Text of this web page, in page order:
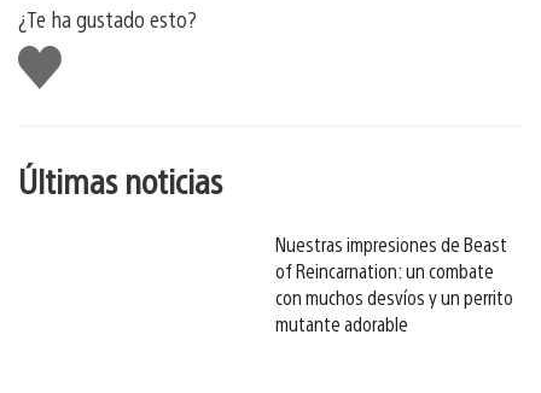
¿Te ha gustado esto?
Me
gusta
Últimas noticias
Nuestras impresiones de Beast
of Reincarnation: un combate
con muchos desvíos y un perrito
mutante adorable